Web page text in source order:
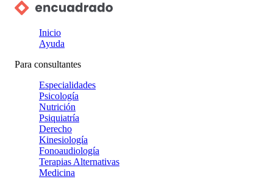
Inicio
Ayuda
Para consultantes
Especialidades
Psicología
Nutrición
Psiquiatría
Derecho
Kinesiología
Fonoaudiología
Terapias Alternativas
Medicina